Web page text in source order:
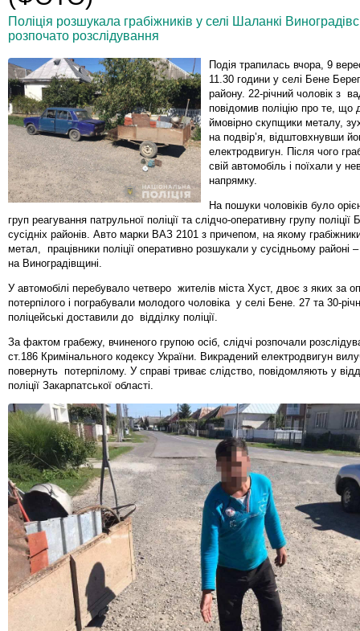
Поліція розшукала грабіжників у селі Шаланкі
розпочато розслідування
Подія трапилась вчора, 9
11.30 години у селі Бене
району. 22-річний чоловік з
повідомив поліцію про те, що
ймовірно скупщики металу,
на подвір’я, відштовхнувши
електродвигун. Після чого
свій автомобіль і поїхали у
напрямку.
На пошуки чоловіків було
груп реагування патрульної поліції та слідчо-оперативну групу поліції
сусідніх районів. Авто марки ВАЗ 2101 з причепом, на якому
метал, працівники поліції оперативно розшукали у сусідньому районі
на Виноградівщині.
У автомобілі перебувало четверо жителів міста Хуст, двоє з яких за
потерпілого і пограбували молодого чоловіка у селі Бене. 27 та 30-
поліцейські доставили до відділку поліції.
За фактом грабежу, вчиненого групою осіб, слідчі розпочали
ст.186 Кримінального кодексу України. Викрадений електродвигун
повернуть потерпілому. У справі триває слідство, повідомляють у
поліції Закарпатської області.